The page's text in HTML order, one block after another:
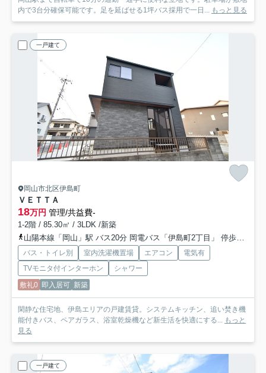
内で3台分確保可能です。足を延ばせる1坪バス採用で一日... もっと見る
一戸建て
岡山市北区伊島町
ＶＥＴＴＡ
18万円 管理/共益費-
1-2階 / 85.30㎡ / 3LDK /新築
山陽本線「岡山」駅 バス20分 岡電バス「伊島町2丁目」 停歩4分
バス・トイレ別 室内洗濯機置場 エアコン
電気有
TVモニタ付インターホン
シャワー
敷礼0 即入居可 新築
閑静な住宅地、伊島エリアの戸建賃貸。システムキッチン、追い焚き機
能付きバス、ペアガラス、浴室乾燥機など新生活を快適にする... もっと
見る
一戸建て